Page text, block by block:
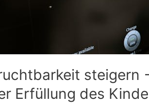
steigern
Erfüllung des